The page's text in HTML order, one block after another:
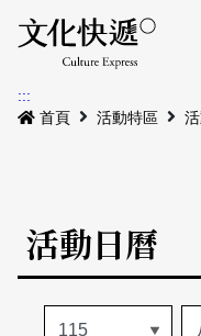
最新公告
本期專題
歷史專題
活動特區
活動列表
關於我們
:::
首頁
活動特區
活動日曆